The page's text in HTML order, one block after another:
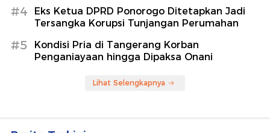
#4
Eks Ketua DPRD Ponorogo Ditetapkan Jadi
Tersangka Korupsi Tunjangan Perumahan
#5
Kondisi Pria di Tangerang Korban
Penganiayaan hingga Dipaksa Onani
Lihat Selengkapnya